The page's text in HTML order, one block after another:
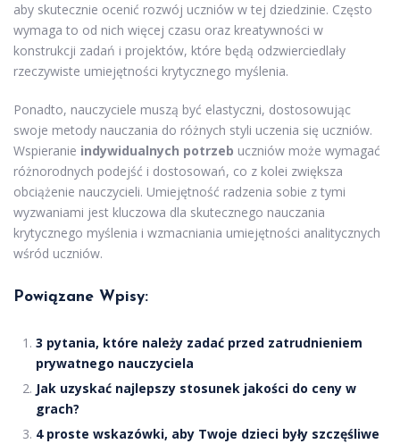
aby skutecznie ocenić rozwój uczniów w tej dziedzinie. Często
wymaga to od nich więcej czasu oraz kreatywności w
konstrukcji zadań i projektów, które będą odzwierciedlały
rzeczywiste umiejętności krytycznego myślenia.
Ponadto, nauczyciele muszą być elastyczni, dostosowując
swoje metody nauczania do różnych styli uczenia się uczniów.
Wspieranie indywidualnych potrzeb uczniów może wymagać
różnorodnych podejść i dostosowań, co z kolei zwiększa
obciążenie nauczycieli. Umiejętność radzenia sobie z tymi
wyzwaniami jest kluczowa dla skutecznego nauczania
krytycznego myślenia i wzmacniania umiejętności analitycznych
wśród uczniów.
Powiązane Wpisy:
3 pytania, które należy zadać przed zatrudnieniem
prywatnego nauczyciela
Jak uzyskać najlepszy stosunek jakości do ceny w
grach?
4 proste wskazówki, aby Twoje dzieci były szczęśliwe